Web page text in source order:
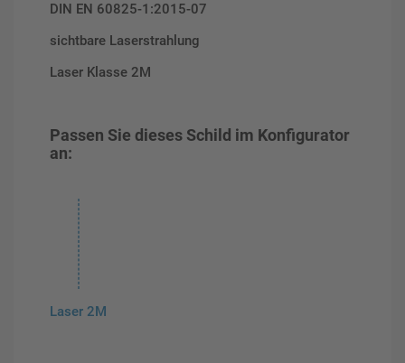
DIN EN 60825-1:2015-07
sichtbare Laserstrahlung
Laser Klasse 2M
Passen Sie dieses Schild im Konfigurator
an:
Laser 2M